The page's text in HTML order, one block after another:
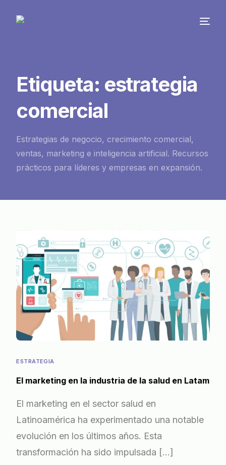
Etiqueta: estrategia
comercial
Estrategias de negocio, crecimiento comercial,
ventas, marketing e inteligencia artificial. Recursos
prácticos para líderes y empresas en expansión.
ESTRATEGIA
El marketing en la industria de la salud en Latam
El marketing en el sector salud en
Latinoamérica ha experimentado una notable
evolución en los últimos años. Esta
transformación ha sido impulsada […]